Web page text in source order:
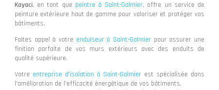
Kayaci, en tant que peintre à Saint-Galmier, offre un service de
peinture extérieure haut de gamme pour valoriser et protéger vos
bâtiments.
Faites appel à votre enduiseur à Saint-Galmier pour assurer une
finition parfaite de vos murs extérieurs avec des enduits de
qualité supérieure.
Votre entreprise d'isolation à Saint-Galmier est spécialisée dans
l'amélioration de l'efficacité énergétique de vos bâtiments.